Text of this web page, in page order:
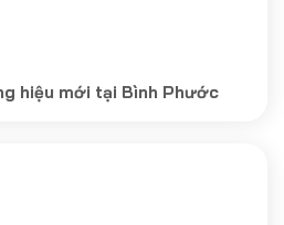
hiệu mới tại Bình Phước